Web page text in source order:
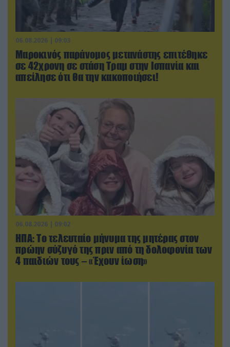
06.08.2026 | 09:03
Μαροκινός παράνομος μετανάστης επιτέθηκε
σε 42χρονη σε στάση Τραμ στην Ισπανία και
απείλησε ότι θα την κακοποιήσει!
06.08.2026 | 09:02
ΗΠΑ: Το τελευταίο μήνυμα της μητέρας στον
πρώην σύζυγό της πριν από τη δολοφονία των
4 παιδιών τους – «Έχουν ίωση»